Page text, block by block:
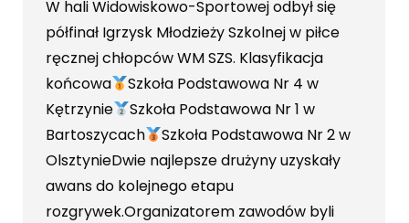
W hali Widowiskowo-Sportowej odbył się
półfinał Igrzysk Młodzieży Szkolnej w piłce
ręcznej chłopców WM SZS. Klasyfikacja
końcowa
Szkoła Podstawowa Nr 4 w
Kętrzynie
Szkoła Podstawowa Nr 1 w
Bartoszycach
Szkoła Podstawowa Nr 2 w
OlsztynieDwie najlepsze drużyny uzyskały
awans do kolejnego etapu
rozgrywek.Organizatorem zawodów byli